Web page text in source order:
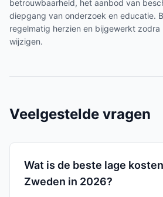
betrouwbaarheid, het aanbod van
diepgang van onderzoek en educatie.
regelmatig herzien en bijgewerkt zodra
wijzigen.
Veelgestelde vragen
Wat is de beste lage
Zweden in 2026?